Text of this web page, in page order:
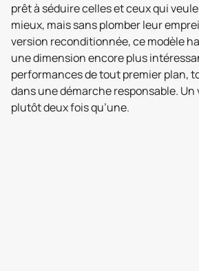
prêt à séduire celles et ceux qui
mieux, mais sans plomber leur
version reconditionnée, ce modèle
une dimension encore plus
performances de tout premier plan,
dans une démarche responsable. Un
plutôt deux fois qu’une.